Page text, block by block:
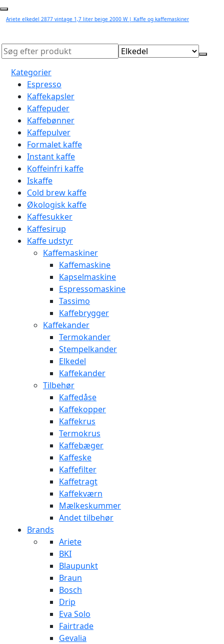
Ariete elkedel 2877 vintage 1,7 liter beige 2000 W | Kaffe og kaffemaskiner
Kategorier
Espresso
Kaffekapsler
Kaffepuder
Kaffebønner
Kaffepulver
Formalet kaffe
Instant kaffe
Koffeinfri kaffe
Iskaffe
Cold brew kaffe
Økologisk kaffe
Kaffesukker
Kaffesirup
Kaffe udstyr
Kaffemaskiner
Kaffemaskine
Kapselmaskine
Espressomaskine
Tassimo
Kaffebrygger
Kaffekander
Termokander
Stempelkander
Elkedel
Kaffekander
Tilbehør
Kaffedåse
Kaffekopper
Kaffekrus
Termokrus
Kaffebæger
Kaffeske
Kaffefilter
Kaffetragt
Kaffekværn
Mælkeskummer
Andet tilbehør
Brands
Ariete
BKI
Blaupunkt
Braun
Bosch
Drip
Eva Solo
Fairtrade
Gevalia